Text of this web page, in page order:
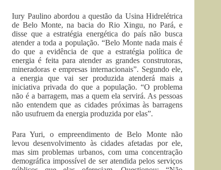
Iury Paulino abordou a questão da Usina Hidrelétrica
de Belo Monte, na bacia do Rio Xingu, no Pará, e
disse que a estratégia energética do país não busca
atender a toda a população. “Belo Monte nada mais é
do que a evidência de que a estratégia política de
energia é feita para atender as grandes construtoras,
mineradoras e empresas internacionais”. Segundo ele,
a energia que vai ser produzida atenderá mais a
iniciativa privada do que a população. “O problema
não é a barragem, mas a quem ela servirá. As pessoas
não entendem que as cidades próximas às barragens
não usufruem da energia produzida por elas”.
Para Yuri, o empreendimento de Belo Monte não
levou desenvolvimento às cidades afetadas por ele,
mas sim problemas urbanos, com uma concentração
demográfica impossível de ser atendida pelos serviços